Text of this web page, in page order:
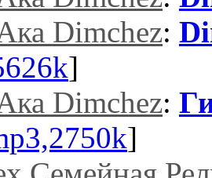
Dimchez:
]
Dimchez:
]